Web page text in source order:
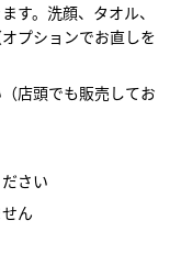
す。洗顔、タオル、
プションでお直しを
店頭でも販売してお
さい
ん